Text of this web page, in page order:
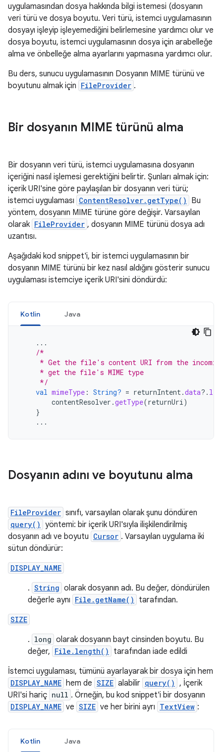
uygulamasından dosya hakkında bilgi istemesi (dosyanın
veri türü ve dosya boyutu. Veri türü, istemci uygulamasının
dosyayı işleyip işleyemediğini belirlemesine yardımcı olur ve
dosya boyutu, istemci uygulamasının dosya için arabelleğe
alma ve önbelleğe alma ayarlarını yapmasına yardımcı olur.
Bu ders, sunucu uygulamasının Dosyanın MIME türünü ve
boyutunu almak için FileProvider .
Bir dosyanın MIME türünü alma
Bir dosyanın veri türü, istemci uygulamasına dosyanın
içeriğini nasıl işlemesi gerektiğini belirtir. Şunları almak için:
içerik URI'sine göre paylaşılan bir dosyanın veri türü;
istemci uygulaması ContentResolver.getType()
Bu
yöntem, dosyanın MIME türüne göre değişir. Varsayılan
olarak FileProvider , dosyanın MIME türünü dosya adı
uzantısı.
Aşağıdaki kod snippet'i, bir istemci uygulamasının bir
dosyanın MIME türünü bir kez nasıl aldığını gösterir sunucu
uygulaması istemciye içerik URI'sini döndürdü:
Kotlin Java
...
/*
* Get the file's content URI from the
     * get the file's MIME type
     */
val mimeType : String? = returnIntent.data?. let
contentResolver .getType(returnUri)
}
...
Dosyanın adını ve boyutunu alma
FileProvider sınıfı, varsayılan olarak şunu döndüren
query() yöntemi: bir içerik URI'sıyla ilişkilendirilmiş
dosyanın adı ve boyutu Cursor . Varsayılan uygulama iki
sütun döndürür:
DISPLAY_NAME
. String olarak dosyanın adı. Bu değer, döndürülen
değerle aynı File.getName() tarafından.
SIZE
. long olarak dosyanın bayt cinsinden boyutu. Bu
değer, File.length()
tarafından iade edildi
İstemci uygulaması, tümünü ayarlayarak bir dosya için hem
DISPLAY_NAME hem de SIZE alabilir query() , İçerik
URI'si hariç null . Örneğin, bu kod snippet'i bir dosyanın
DISPLAY_NAME ve SIZE ve her birini ayrı TextView :
Kotlin Java